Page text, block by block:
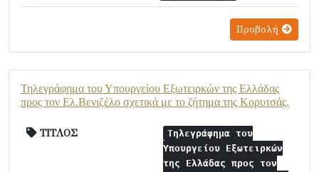
Προβολή
Τηλεγράφημα του Υπουργείου Εξωτειρκών της Ελλάδας
προς τον Ελ.Βενιζέλο σχετικά με το ζήτημα της Κορυτσάς.
ΤΙΤΛΟΣ
Τηλεγράφημα του
Υπουργείου Εξωτειρκών
της Ελλάδας προς τον